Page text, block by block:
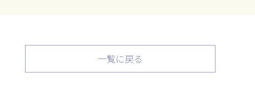
一覧に戻る